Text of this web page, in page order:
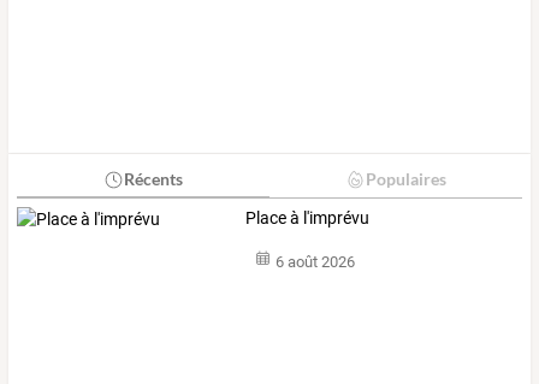
Récents Populaires
Place à l'imprévu
6 août 2026